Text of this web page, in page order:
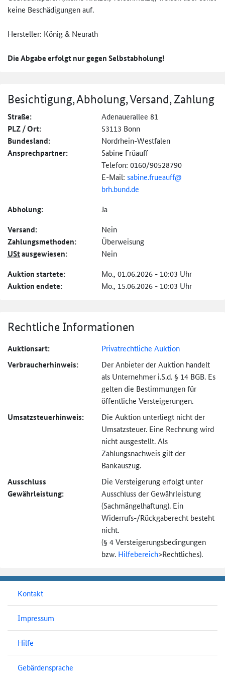
keine Beschädigungen auf.
Hersteller: König & Neurath
Die Abgabe erfolgt nur gegen Selbstabholung!
Besichtigung, Abholung, Versand, Zahlung
Straße: Adenauerallee 81
PLZ / Ort: 53113 Bonn
Bundesland: Nordrhein-Westfalen
Ansprechpartner:
Sabine Früauff
Telefon: 0160/90528790
E-Mail: sabine.frueauff@
brh.bund.de
Abholung: Ja
Versand: Nein
Zahlungs­methoden: Überweisung
UStausgewiesen: Nein
Auktion startete: Mo., 01.06.2026 - 10:03 Uhr
Auktion endete: Mo., 15.06.2026 - 10:03 Uhr
Rechtliche Informationen
Auktionsart: Privatrechtliche Auktion
Verbraucher­hinweis:
Der Anbieter der Auktion handelt
als Unternehmer i.S.d. § 14 BGB. Es
gelten die Bestimmungen für
öffentliche Versteigerungen.
Umsatzsteuer­hinweis:
Die Auktion unterliegt nicht der
Umsatzsteuer. Eine Rechnung wird
nicht ausgestellt. Als
Zahlungsnachweis gilt der
Bankauszug.
Ausschluss
Gewährleistung:
Die Versteigerung erfolgt unter
Ausschluss der Gewährleistung
(Sachmängel­haftung). Ein
Widerrufs-/Rückgaberecht besteht
nicht.
(§ 4 Versteigerungs­bedingungen
bzw. Hilfebereich>Rechtliches).
Kontakt
Impressum
Hilfe
Gebärdensprache